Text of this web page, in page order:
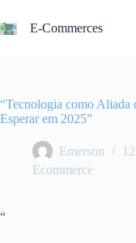
para
o
E-Commerces
“Tecnologia como Aliada
Esperar em 2025”
Emerson
Ecommerce
“